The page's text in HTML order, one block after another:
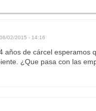
02/2015 - 14:16
años de cárcel esperamos
¿Que pasa con las